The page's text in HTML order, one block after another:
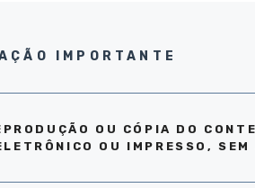
IMPORTANTE
OU CÓPIA DO
OU IMPRESSO,